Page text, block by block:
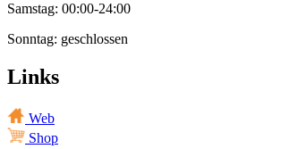
Samstag: 00:00-24:00
Sonntag: geschlossen
Links
Web
Shop